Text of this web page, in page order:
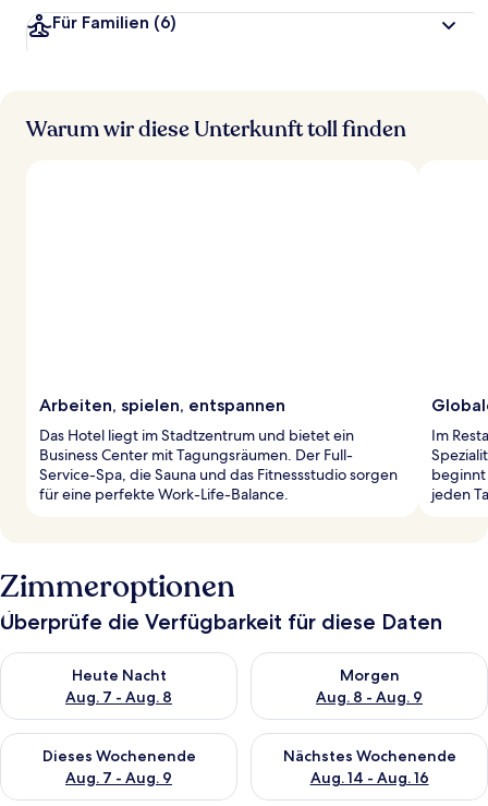
Für Familien (6)
Warum wir diese Unterkunft toll finden
Arbeiten, spielen, entspannen
Das Hotel liegt im Stadtzentrum und bietet ein
Business Center mit Tagungsräumen. Der Full-
Service-Spa, die Sauna und das Fitnessstudio sorgen
für eine perfekte Work-Life-Balance.
Im
beginnt
jeden
Zimmeroptionen
Überprüfe die Verfügbarkeit für diese Daten
Heute Nacht
Aug. 7 - Aug. 8
Überprüfe die Verfügbarkeit für heute Nacht, Aug. 7 - Aug. 8.
Morgen
Aug. 8 - Aug. 9
Überprüfe die Verfügbarkeit
Dieses Wochenende
Aug. 7 - Aug. 9
Überprüfe die Verfügbarkeit für dieses Wochenende, Aug. 7
Nächstes Wochenende
Aug. 14 - Aug. 16
Überprüfe die Verfügbarkeit